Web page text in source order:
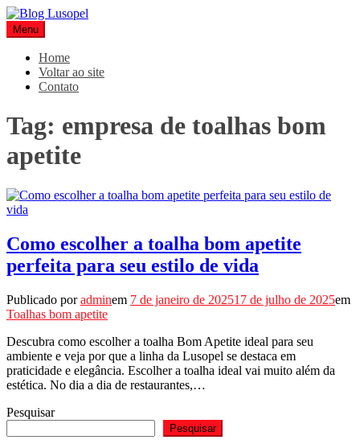
Pular
para
o
conteúdo
Blog Lusopel
Especialistas em Embalagens
Menu
Home
Voltar ao site
Contato
Tag: empresa de toalhas bom
apetite
Como escolher a toalha bom apetite
perfeita para seu estilo de vida
Publicado poradminem 7 de janeiro de 202517 de julho de 2025em
Toalhas bom apetite
Descubra como escolher a toalha Bom Apetite ideal para seu
ambiente e veja por que a linha da Lusopel se destaca em
praticidade e elegância. Escolher a toalha ideal vai muito além da
estética. No dia a dia de restaurantes,…
Pesquisar
Pesquisar